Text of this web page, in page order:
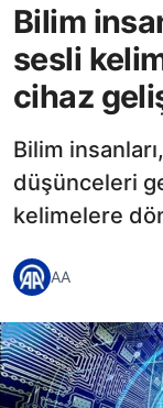
Bilim
sesli
cihaz
Bilim
düşünceleri
kelimelere
AA